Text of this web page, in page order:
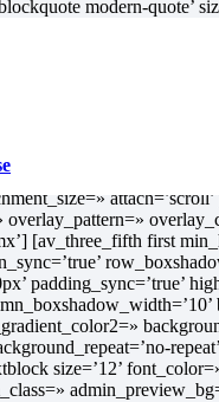
modern-quote’
margin_sync=’true’
title=» av-medium-
PLOTTERS.
attach=’scroll’
[av_three_fifth first
padding_sync=’true’
size=’12’